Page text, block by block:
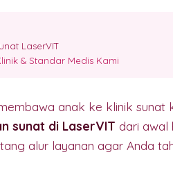
LaserVIT
& Standar Medis Kami
anak ke klinik sunat
sunat di LaserVIT dari awal
alur layanan agar Anda